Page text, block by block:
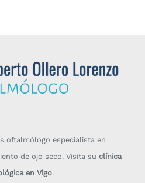
oftalmólogo especialista en
de ojo seco. Visita su clínica
en Vigo.